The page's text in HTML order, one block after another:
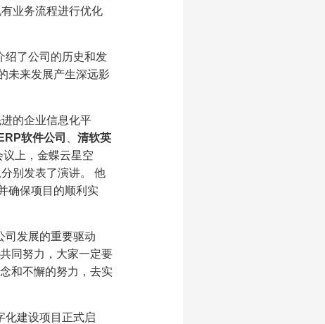
业务流程进行优化
绍了公司的历史和发
未来发展产生深远影
的企业信息化平
软件公司
清软英
上，金蝶云星空
别发表了演讲。 他
确保项目的顺利实
司发展的重要驱动
同努力，大家一定要
和不懈的努力，去实
化建设项目正式启